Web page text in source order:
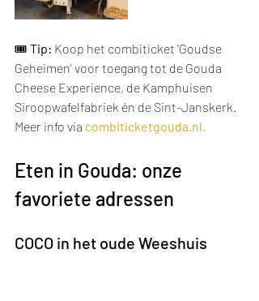
🎟️ Tip: Koop het combiticket 'Goudse
Geheimen' voor toegang tot de Gouda
Cheese Experience, de Kamphuisen
Siroopwafelfabriek én de Sint-Janskerk.
Meer info via combiticketgouda.nl.
Eten in Gouda: onze
favoriete adressen
COCO in het oude Weeshuis